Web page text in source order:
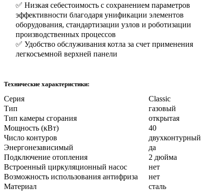
✅ Низкая себестоимость с сохранением параметров
эффективности благодаря унификации элементов
оборудования, стандартизации узлов и роботизации
производственных процессов
✅ Удобство обслуживания котла за счет применения
легкосъемной верхней панели
Технические характеристики:
Серия
Classic
Тип
газовый
Тип камеры сгорания
открытая
Мощность (кВт)
40
Число контуров
двухконтурный
Энергонезависимый
да
Подключение отопления
2 дюйма
Встроенный циркуляционный насос
нет
Возможность использования антифриза
нет
Материал
сталь